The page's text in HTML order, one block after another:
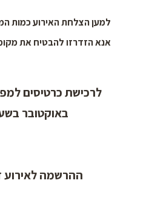
למען הצלחת האירוע כמות
אנא הזדרזו להבטיח את
באוקטובר בשעה
ההרשמה לאירוע